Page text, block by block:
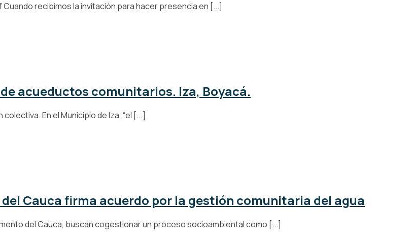
recibimos la invitación para hacer presencia en [...]
acueductos comunitarios. Iza, Boyacá.
En el Municipio de Iza, “el [...]
Cauca firma acuerdo por la gestión comunitaria del agua
del Cauca, buscan cogestionar un proceso socioambiental como [...]